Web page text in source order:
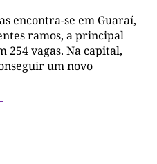
encontra-se em Guaraí,
ramos, a principal
254 vagas. Na capital,
um novo